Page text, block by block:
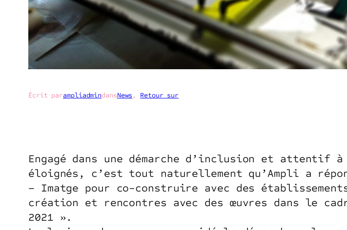
Écrit parampliadmindansNews , Retour sur
Engagé dans une démarche d’inclusion et
éloignés, c’est tout naturellement qu’Ampli a
– Imatge pour co-construire avec des
création et rencontres avec des œuvres dans le
2021 ».